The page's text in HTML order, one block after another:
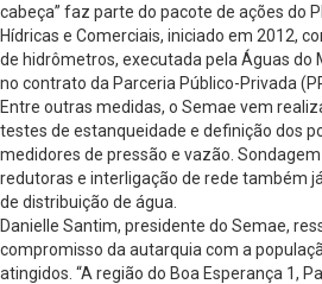
cabeça” faz parte do pacote de ações do
Hídricas e Comerciais, iniciado em 2012,
de hidrômetros, executada pela Águas do
no contrato da Parceria Público-Privada
Entre outras medidas, o Semae vem
testes de estanqueidade e definição dos
medidores de pressão e vazão.
redutoras e interligação de rede também
de distribuição de água.
Danielle Santim, presidente do Semae,
compromisso da autarquia com a
atingidos. “A região do Boa Esperança 1,